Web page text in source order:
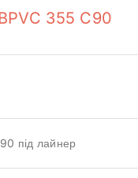
355 C90
під лайнер